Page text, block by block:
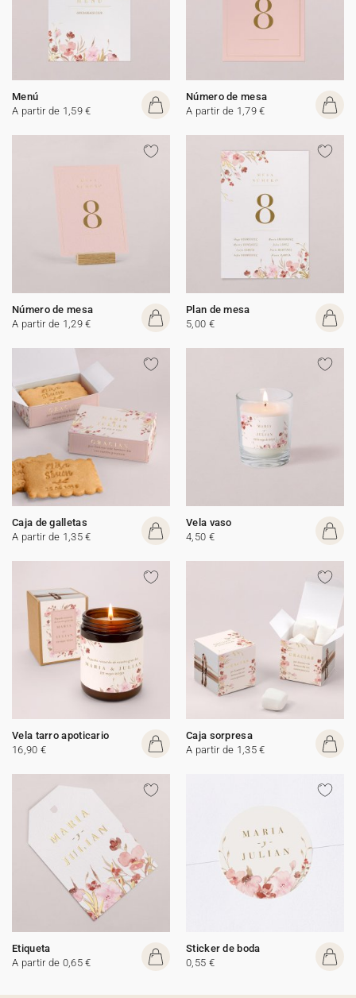
Menú
A partir de 1,59 €
Número de mesa
A partir de 1,79 €
Número de mesa
A partir de 1,29 €
Plan de mesa
5,00 €
Caja de galletas
A partir de 1,35 €
Vela vaso
4,50 €
Vela tarro apoticario
16,90 €
Caja sorpresa
A partir de 1,35 €
Etiqueta
A partir de 0,65 €
Sticker de boda
0,55 €